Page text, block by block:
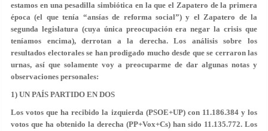
estamos en una pesadilla simbiótica en la que el Zapatero de la primera
época (el que tenía “ansías de reforma social”) y el Zapatero de la
segunda legislatura (cuya única preocupación era negar la crisis que
teníamos encima), derrotan a la derecha. Los análisis sobre los
resultados electorales se han prodigado mucho desde que se cerraron las
urnas, así que solamente voy a preocuparme de dar algunas notas y
observaciones personales:
1) UN PAÍS PARTIDO EN DOS
Los votos que ha recibido la izquierda (PSOE+UP) con 11.186.384 y los
votos que ha obtenido la derecha (PP+Vox+Cs) han sido 11.135.772. Los